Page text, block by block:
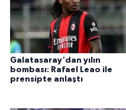
Galatasaray'dan yılın
bombası: Rafael Leao ile
prensipte anlaştı